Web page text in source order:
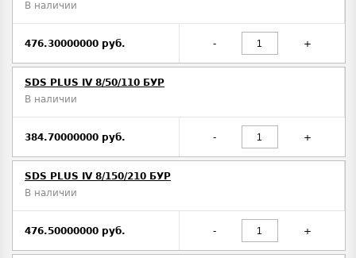
В наличии
476.30000000 руб. - +
SDS PLUS IV 8/50/110 БУР
В наличии
384.70000000 руб. - +
SDS PLUS IV 8/150/210 БУР
В наличии
476.50000000 руб. - +